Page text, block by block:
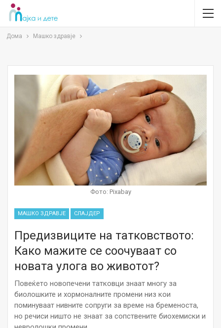
Дома Машко здравје
Фото: Pixabay
МАШКО ЗДРАВЈЕ СЛАЈДЕР
Предизвиците на татковството:
Како мажите се соочуваат со
новата улога во животот?
Повеќето новопечени татковци знаат многу за
биолошките и хормоналните промени низ кои
поминуваат нивните сопруги за време на бременоста,
но речиси ништо не знаат за сопствените биохемиски и